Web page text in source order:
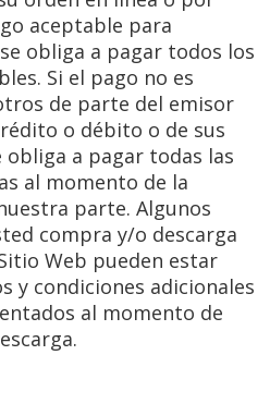
aceptable para
obliga a pagar todos los
Si el pago no es
de parte del emisor
o débito o de sus
obliga a pagar todas las
al momento de la
parte. Algunos
compra y/o descarga
Web pueden estar
y condiciones adicionales
al momento de